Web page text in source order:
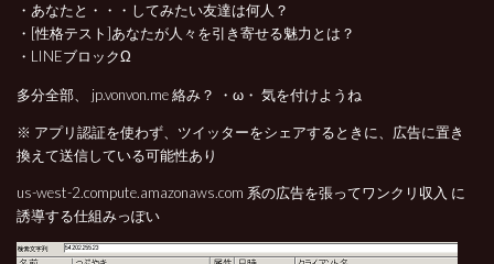
・あなたと・・・してみたい友達は何人？
・[性格テスト]あなたが人々を引き寄せる魅力とは？
・LINEブロックΩ
多分全部、 jp.vonvon.me 絡み？ ・ω・ 気を付けようね
※ アプリ認証を使わず、ツイッターをシェアするときに、広告に置き
換えて送信している可能性あり
us-west-2.compute.amazonaws.com 系の広告を張ってワンクリ収入 に
誘導する仕組みっぽい